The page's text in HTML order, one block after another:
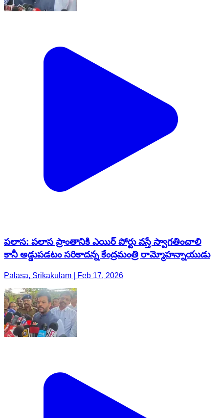
పలాస: పలాస ప్రాంతానికి ఎయిర్ పోర్టు వస్తే స్వాగతించాలి
కానీ అడ్డుపడటం సరికాదన్న కేంద్రమంత్రి రామ్మోహన్నాయుడు
Palasa, Srikakulam | Feb 17, 2026